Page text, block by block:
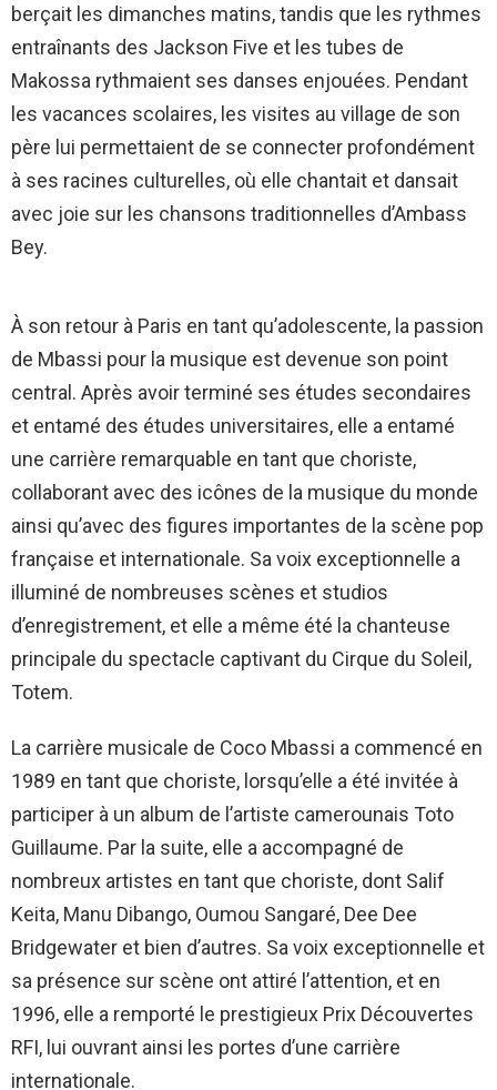
berçait les dimanches matins, tandis que les rythmes
entraînants des Jackson Five et les tubes de
Makossa rythmaient ses danses enjouées. Pendant
les vacances scolaires, les visites au village de son
père lui permettaient de se connecter profondément
à ses racines culturelles, où elle chantait et dansait
avec joie sur les chansons traditionnelles d’Ambass
Bey.
À son retour à Paris en tant qu’adolescente, la passion
de Mbassi pour la musique est devenue son point
central. Après avoir terminé ses études secondaires
et entamé des études universitaires, elle a entamé
une carrière remarquable en tant que choriste,
collaborant avec des icônes de la musique du monde
ainsi qu’avec des figures importantes de la scène pop
française et internationale. Sa voix exceptionnelle a
illuminé de nombreuses scènes et studios
d’enregistrement, et elle a même été la chanteuse
principale du spectacle captivant du Cirque du Soleil,
Totem.
La carrière musicale de Coco Mbassi a commencé en
1989 en tant que choriste, lorsqu’elle a été invitée à
participer à un album de l’artiste camerounais Toto
Guillaume. Par la suite, elle a accompagné de
nombreux artistes en tant que choriste, dont Salif
Keita, Manu Dibango, Oumou Sangaré, Dee Dee
Bridgewater et bien d’autres. Sa voix exceptionnelle et
sa présence sur scène ont attiré l’attention, et en
1996, elle a remporté le prestigieux Prix Découvertes
RFI, lui ouvrant ainsi les portes d’une carrière
internationale.